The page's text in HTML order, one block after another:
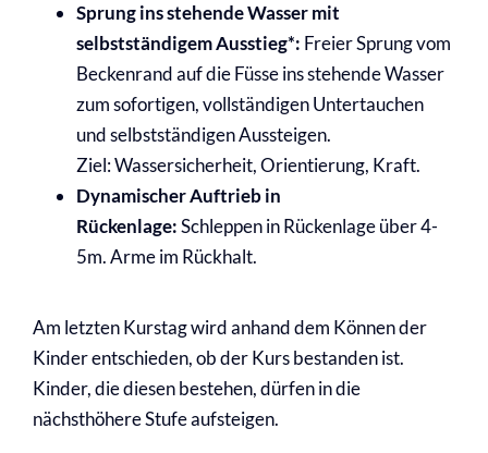
Sprung ins stehende Wasser mit
selbstständigem Ausstieg*: Freier Sprung vom
Beckenrand auf die Füsse ins stehende Wasser
zum sofortigen, vollständigen Untertauchen
und selbstständigen Aussteigen.
Ziel: Wassersicherheit, Orientierung, Kraft.
Dynamischer Auftrieb in
Rückenlage:Schleppen in Rückenlage über 4-
5m. Arme im Rückhalt.
Am letzten Kurstag wird anhand dem Können der
Kinder entschieden, ob der Kurs bestanden ist.
Kinder, die diesen bestehen, dürfen in die
nächsthöhere Stufe aufsteigen.